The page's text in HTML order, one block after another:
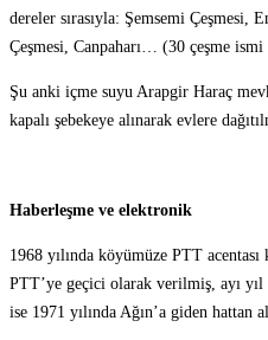
dereler sırasıyla: Şemsemi Çeşmesi,
Çeşmesi, Canpaharı… (30 çeşme ismi
Şu anki içme suyu Arapgir Haraç
kapalı şebekeye alınarak evlere
Haberleşme ve elektronik
1968 yılında köyümüze PTT
PTT’ye geçici olarak verilmiş, ayı
ise 1971 yılında Ağın’a giden hattan